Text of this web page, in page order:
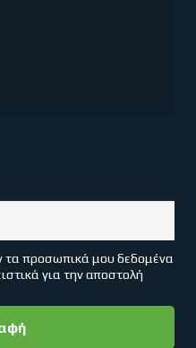
προσωπικά μου δεδομένα
για την αποστολή